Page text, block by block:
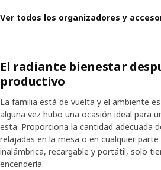
Ver todos los organizadores y
El radiante bienestar
productivo
La familia está de vuelta y el ambiente
alguna vez hubo una ocasión ideal para
esta. Proporciona la cantidad adecuada
relajadas en la mesa o en cualquier
inalámbrica, recargable y portátil, solo
encenderla.